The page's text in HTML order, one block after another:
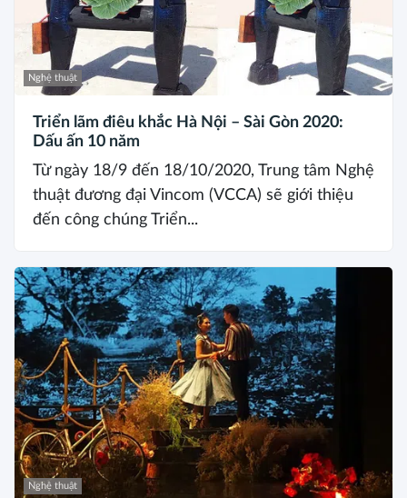
Nghệ thuật
Triển lãm điêu khắc Hà Nội – Sài Gòn 2020:
Dấu ấn 10 năm
Từ ngày 18/9 đến 18/10/2020, Trung tâm Nghệ
thuật đương đại Vincom (VCCA) sẽ giới thiệu
đến công chúng Triển...
Nghệ thuật